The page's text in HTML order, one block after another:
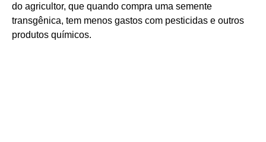
do agricultor, que quando compra uma semente
transgênica, tem menos gastos com pesticidas e outros
produtos químicos.